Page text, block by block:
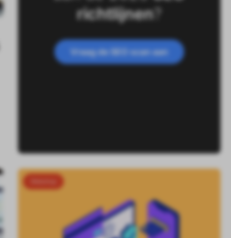
richtlijnen?
Vraag de SEO scan aan